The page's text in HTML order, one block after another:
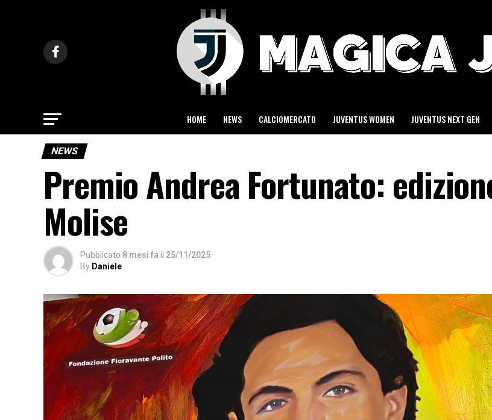
HOME NEWS CALCIOMERCATO JUVENTUS WOMEN JUVENTUS NEXT GEN
NEWS
Premio Andrea Fortunato:
Molise
Pubblicato 8 mesi fa il 25/11/2025
By Daniele